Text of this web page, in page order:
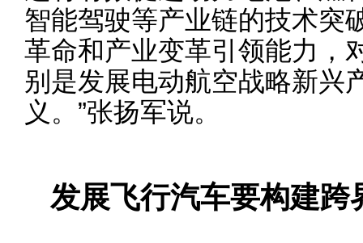
智能驾驶等产业链的技术突
革命和产业变革引领能力，
别是发展电动航空战略新兴
义。”张扬军说。
发展飞行汽车要构建跨